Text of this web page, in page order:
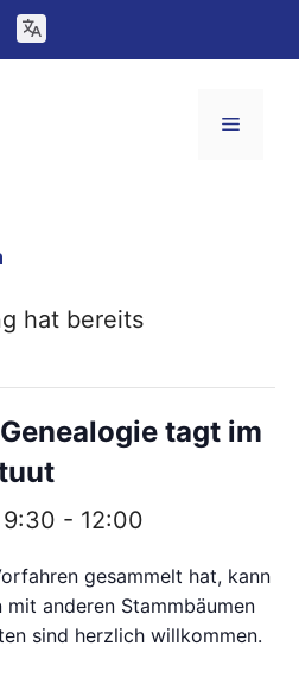
Menü
hat bereits
tagt im
9:30 - 12:00
gesammelt hat, kann
mit anderen Stammbäumen
sind herzlich willkommen.